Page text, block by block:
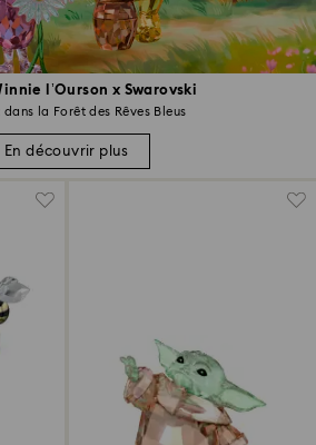
l’Ourson x Swarovski
dans la Forêt des Rêves Bleus
En découvrir plus